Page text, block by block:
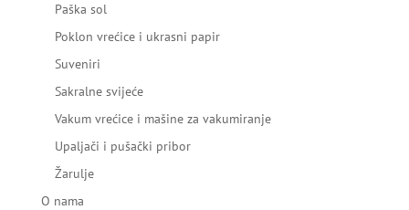
Paška sol
Poklon vrećice i ukrasni papir
Suveniri
Sakralne svijeće
Vakum vrećice i mašine za vakumiranje
Upaljači i pušački pribor
Žarulje
O nama